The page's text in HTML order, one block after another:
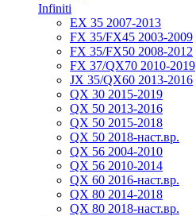
Infiniti
EX 35 2007-2013
FX 35/FX45 2003-2009
FX 35/FX50 2008-2012
FX 37/QX70 2010-2019
JX 35/QX60 2013-2016
QX 30 2015-2019
QX 50 2013-2016
QX 50 2015-2018
QX 50 2018-наст.вр.
QX 56 2004-2010
QX 56 2010-2014
QX 60 2016-наст.вр.
QX 80 2014-2018
QX 80 2018-наст.вр.